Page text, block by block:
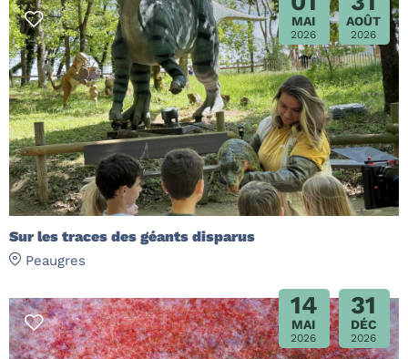
MAI
2026
AOÛT
2026
Sur les traces des géants disparus
Peaugres
14
MAI
2026
31
DÉC
2026